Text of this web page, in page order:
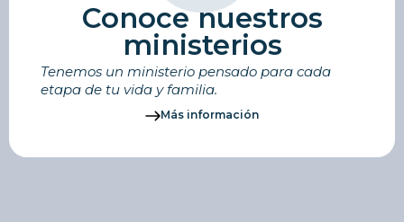
Conoce nuestros
ministerios
Tenemos un ministerio pensado para cada
etapa de tu vida y familia.
Más información